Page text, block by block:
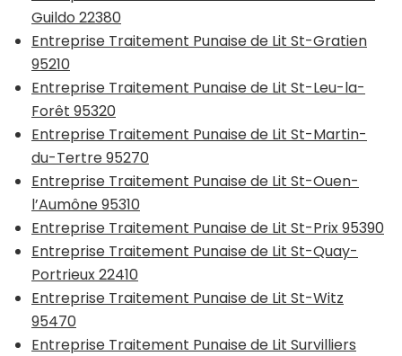
Guildo 22380
Entreprise Traitement Punaise de Lit St-Gratien
95210
Entreprise Traitement Punaise de Lit St-Leu-la-
Forêt 95320
Entreprise Traitement Punaise de Lit St-Martin-
du-Tertre 95270
Entreprise Traitement Punaise de Lit St-Ouen-
l’Aumône 95310
Entreprise Traitement Punaise de Lit St-Prix 95390
Entreprise Traitement Punaise de Lit St-Quay-
Portrieux 22410
Entreprise Traitement Punaise de Lit St-Witz
95470
Entreprise Traitement Punaise de Lit Survilliers